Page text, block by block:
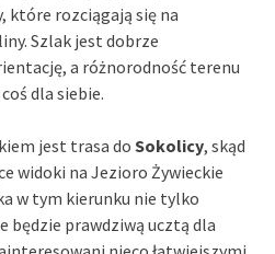
które rozciągają się na
Szlak jest dobrze
a różnorodność terenu
dla siebie.
jest trasa do Sokolicy, skąd
widoki na Jezioro Żywieckie
w tym kierunku nie tylko
będzie prawdziwą ucztą dla